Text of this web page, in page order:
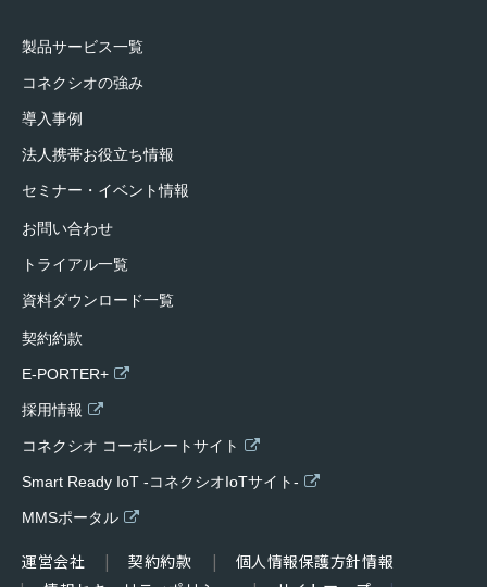
製品サービス一覧
コネクシオの強み
導入事例
法人携帯お役立ち情報
セミナー・イベント情報
お問い合わせ
トライアル一覧
資料ダウンロード一覧
契約約款
E-PORTER+
採用情報
コネクシオ コーポレートサイト
Smart Ready IoT -コネクシオIoTサイト-
MMSポータル
運営会社 契約約款
個人情報保護方針情報